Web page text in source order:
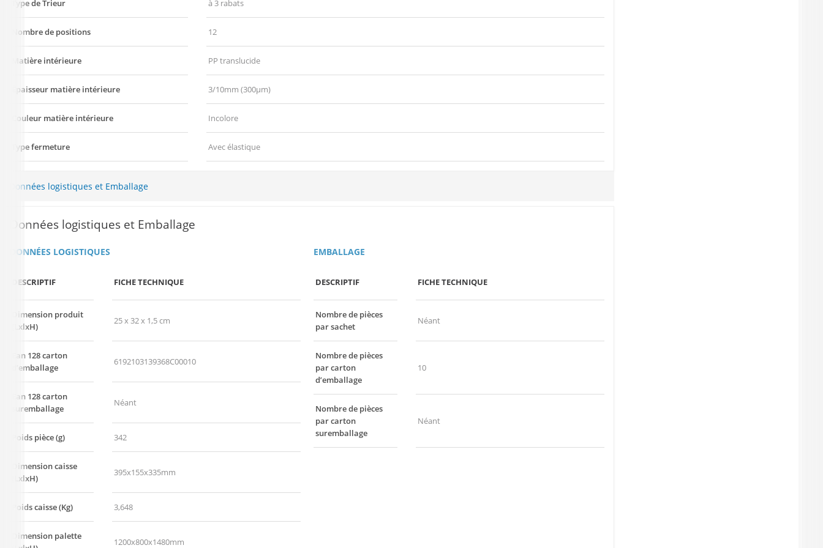
Type de Trieur à 3 rabats
Nombre de positions 12
Matière intérieure PP translucide
Épaisseur matière intérieure 3/10mm (300µm)
Couleur matière intérieure Incolore
Type fermeture Avec élastique
Données logistiques et Emballage
Données logistiques et Emballage
DONNÉES LOGISTIQUES
DESCRIPTIF FICHE TECHNIQUE
Dimension produit
(LxlxH)
25 x 32 x 1,5 cm
Ean 128 carton
d’emballage
6192103139368C00010
Ean 128 carton
suremballage
Néant
Poids pièce (g) 342
Dimension caisse
(LxlxH)
395x155x335mm
Poids caisse (Kg) 3,648
Dimension palette
1200x800x1480mm
EMBALLAGE
DESCRIPTIF FICHE TECHNIQUE
Nombre de pièces
par sachet
Néant
Nombre de pièces
par carton
d’emballage
10
Nombre de pièces
par carton
suremballage
Néant